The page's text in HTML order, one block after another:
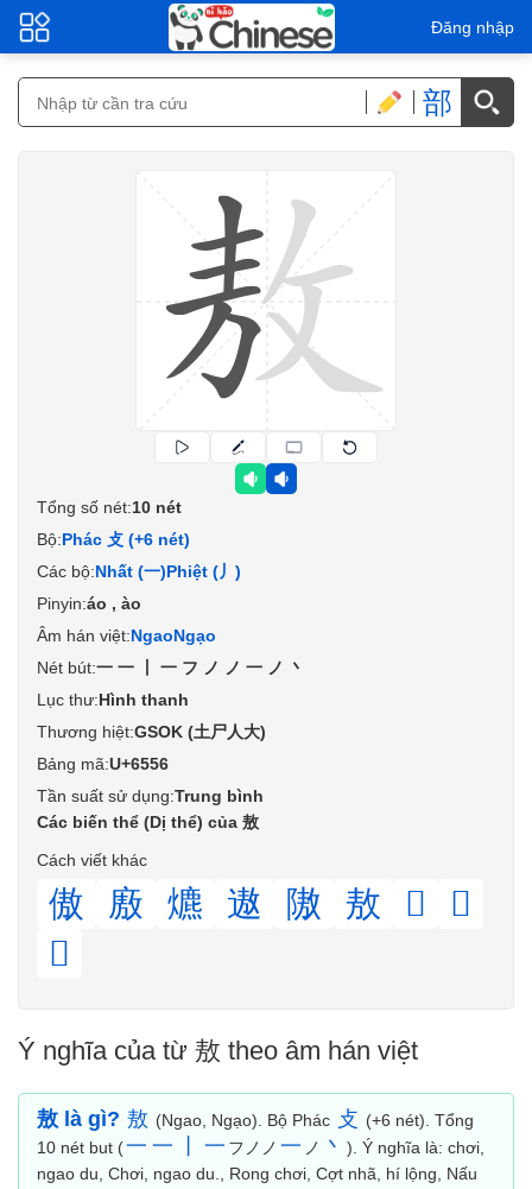
Đăng nhập
部
Tổng số nét:10 nét
Bộ:Phác 攴 (+6 nét)
Các bộ:Nhất (一)Phiệt (丿)
Pinyin:áo , ào
Âm hán việt:NgaoNgạo
Nét bút:一一丨一フノノ一ノ丶
Lục thư:Hình thanh
Thương hiệt:GSOK (土尸人大)
Bảng mã:U+6556
Tần suất sử dụng:Trung bình
Các biến thể (Dị thể) của 敖
Cách viết khác
傲 廒 爊 遨 隞 敖 𢾍
𢾕
𣷫
Ý nghĩa của từ 敖 theo âm hán việt
敖 là gì? 敖 (Ngao, Ngạo). Bộ Phác 攴 (+6 nét). Tổng
10 nét but (一 一 一 フノノ 一 ノ 丶 ). Ý nghĩa là: chơi,
ngao du, Chơi, ngao du., Rong chơi, Cợt nhã, hí lộng, Nấu